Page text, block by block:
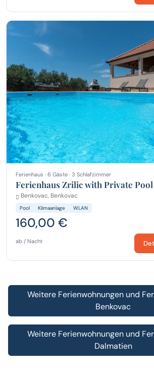
Ferienhaus · 6 Gäste · 3 Schlafzimmer
Ferienhaus Zrilic with Private Pool
Benkovac, Benkovac
Pool Klimaanlage WLAN
160,00 €
ab / Nacht
Weitere Ferienwohnungen und
Benkovac
Weitere Ferienwohnungen und
Dalmatien